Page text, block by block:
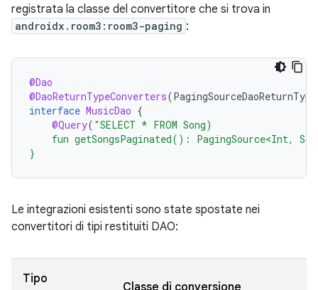
registrata la classe del convertitore che si trova in
androidx.room3:room3-paging :
@Dao
@DaoReturnTypeConverters(
interface MusicDao {
@Query( "SELECT * FROM Song)
fun getSongsPaginated(): PagingSource<Int,
}
Le integrazioni esistenti sono state spostate nei
convertitori di tipi restituiti DAO:
Tipo
Classe di conversione